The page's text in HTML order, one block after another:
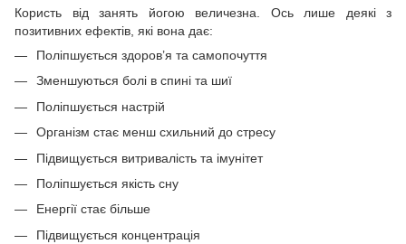
Користь від занять йогою величезна. Ось лише деякі з
позитивних ефектів, які вона дає:
Поліпшується здоров’я та самопочуття
Зменшуються болі в спині та шиї
Поліпшується настрій
Організм стає менш схильний до стресу
Підвищується витривалість та імунітет
Поліпшується якість сну
Енергії стає більше
Підвищується концентрація